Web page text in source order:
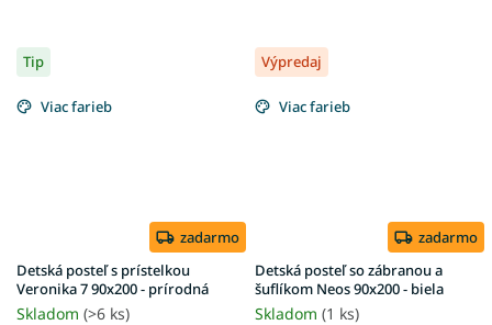
Tip
Viac farieb
zadarmo
Detská posteľ s prístelkou
Veronika 7 90x200 - prírodná
Skladom (>6 ks)
Výpredaj
Viac farieb
zadarmo
Detská posteľ so zábranou a
šuflíkom Neos 90x200 - biela
Skladom (1 ks)